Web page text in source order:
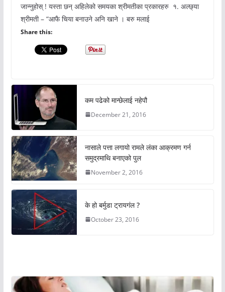
जान्नुहोस् ! यस्ता छन् अहिलेको समयका श्रीमतीका प्रकारहरु १. अल्छ्या
श्रीमती – “आफै चिया बनाउने अनि खाने । बरु मलाई
Share this:
कम पढेको मान्छेलाई नहेपौ
December 21, 2016
नासाले पत्ता लगायो रामले लंका आक्रमण गर्न
समुद्रमाथि बनाएको पुल
November 2, 2016
के हो बर्मुडा ट्रायगंल ?
October 23, 2016